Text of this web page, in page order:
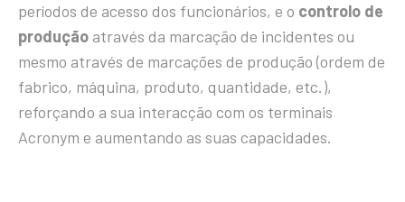
períodos de acesso dos funcionários, e o controlo de
produção através da marcação de incidentes ou
mesmo através de marcações de produção (ordem de
fabrico, máquina, produto, quantidade, etc.),
reforçando a sua interacção com os terminais
Acronym e aumentando as suas capacidades.